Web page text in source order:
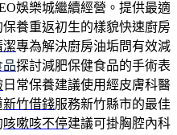
娛樂城繼續經營。提供最適
保養重返初生的樣貌快速廚房
潔專為解決廚房油垢問有效減
品探討減肥保健食品的手術表
日常保養建議使用經皮膚科醫
新竹借錢服務新竹縣市的最佳
咳嗽咳不停建議可掛胸腔內科